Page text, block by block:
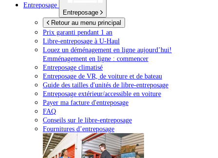
Entreposage
Entreposage
Retour au menu principal
Prix garanti pendant 1 an
Libre-entreposage à U-Haul
Louez un déménagement en ligne aujourd’hui!
Emménagement en ligne : commencer
Entreposage climatisé
Entreposage de VR, de voiture et de bateau
Guide des tailles d'unités de libre-entreposage
Entreposage extérieur/accessible en voiture
Payer ma facture d'entreposage
FAQ
Conseils sur le libre-entreposage
Fournitures d’entreposage